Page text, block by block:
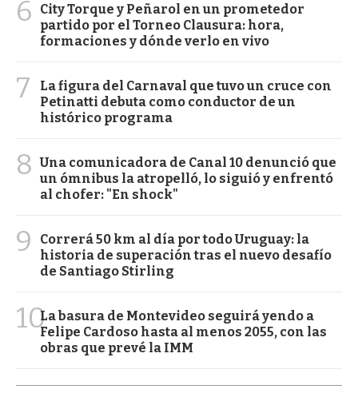
6
City Torque y Peñarol en un prometedor
partido por el Torneo Clausura: hora,
formaciones y dónde verlo en vivo
7
La figura del Carnaval que tuvo un cruce con
Petinatti debuta como conductor de un
histórico programa
8 Una comunicadora de Canal 10 denunció que
un ómnibus la atropelló, lo siguió y enfrentó
al chofer: "En shock"
9
Correrá 50 km al día por todo Uruguay: la
historia de superación tras el nuevo desafío
de Santiago Stirling
10La basura de Montevideo seguirá yendo a
Felipe Cardoso hasta al menos 2055, con las
obras que prevé la IMM